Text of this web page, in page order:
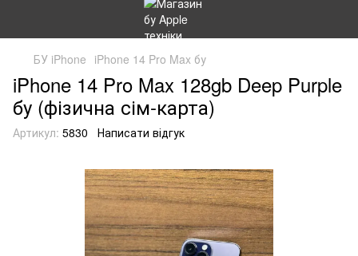
БУ iPhone iPhone 14 Pro Max бу
iPhone 14 Pro Max 128gb Deep Purple
бу (фізична сім-карта)
Артикул: 5830 Написати відгук